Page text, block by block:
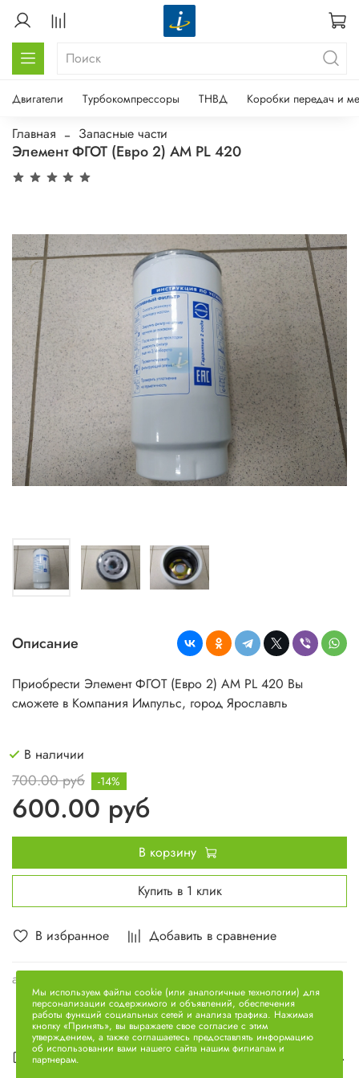
Двигатели Турбокомпрессоры ТНВД Коробки передач и
Главная Запасные части
Элемент ФГОТ (Евро 2) АМ PL 420
В избранное Добавить в сравнение
арт.
Описание
Приобрести Элемент ФГОТ (Евро 2) АМ PL 420 Вы
сможете в Компания Импульс, город Ярославль
В наличии
700.00 руб
600.00 руб
-14%
В корзину
Купить в 1 клик
Описание
Мы используем файлы cookie (или аналогичные технологии) для
персонализации содержимого и объявлений, обеспечения
работы функций социальных сетей и анализа трафика. Нажимая
кнопку «Принять», вы выражаете свое согласие с этим
утверждением, а также соглашаетесь предоставлять информацию
об использовании вами нашего сайта нашим филиалам и
партнерам.